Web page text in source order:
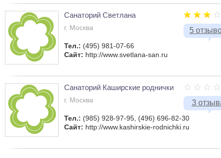
5
Санаторий Светлана
г. Москва
Тел.: (495) 981-07-66
Сайт: http://www.svetlana-san.ru
3
Санаторий Каширские роднички
г. Москва
Тел.: (985) 928-97-95, (496) 696-82-30
Сайт: http://www.kashirskie-rodnichki.ru